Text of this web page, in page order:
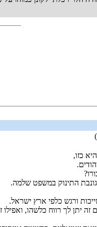
כזו,
התינוק במשפט שלמה.
ורגש כלפי ארץ ישראל.
יתן לך רווח כלשהו, ואפילו